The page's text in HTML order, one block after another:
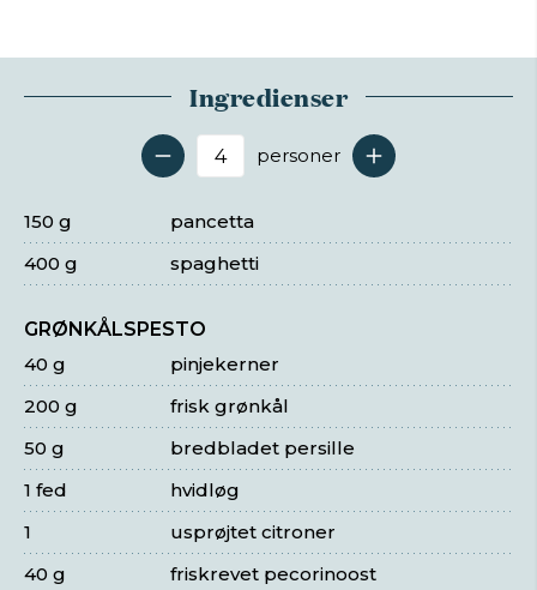
Ingredienser
Antal serveringer
personer
pancetta
150 g
spaghetti
400 g
GRØNKÅLSPESTO
pinjekerner
40 g
frisk grønkål
200 g
bredbladet persille
50 g
hvidløg
1 fed
usprøjtet citroner
1
friskrevet pecorinoost
40 g